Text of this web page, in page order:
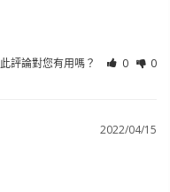
此評論對您有用嗎？ 0 0
2022/04/15